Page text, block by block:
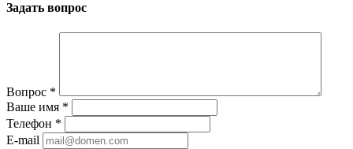
Задать вопрос
Вопрос *
Ваше имя *
Телефон *
E-mail